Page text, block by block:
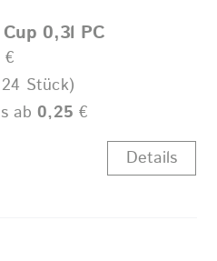
0,3l PC
€
Stück)
ab0,25 €
Details